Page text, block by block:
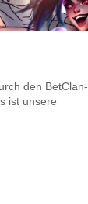
den BetClan-
ist unsere